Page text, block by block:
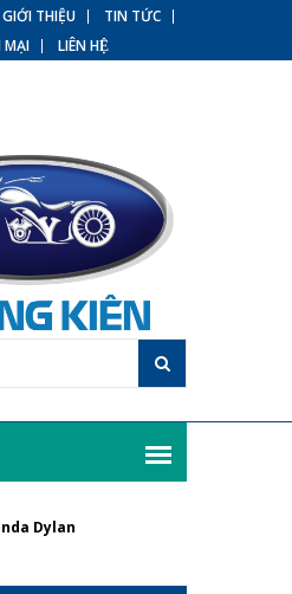
GIỚI THIỆU
TIN TỨC
MẠI
LIÊN HỆ
Dylan